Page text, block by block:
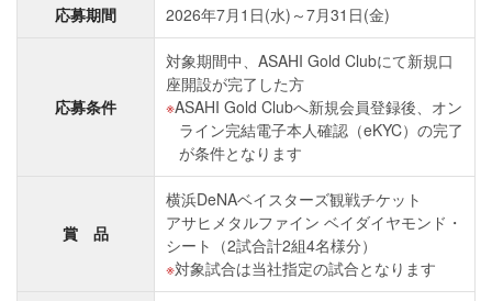
応募期間 2026年7月1日(水)～7月31日(金)
応募条件
対象期間中、ASAHI Gold Clubにて新規口
座開設が完了した方
ASAHI Gold Clubへ新規会員登録後、オン
ライン完結電子本人確認（eKYC）の完了
が条件となります
賞 品
横浜DeNAベイスターズ観戦チケット
アサヒメタルファイン ベイダイヤモンド・
シート（2試合計2組4名様分）
対象試合は当社指定の試合となります